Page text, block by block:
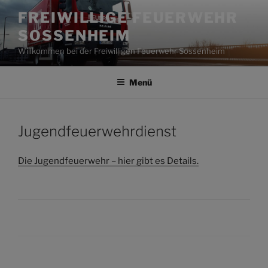
Zum
Inhalt
springen
FREIWILLIGE FEUERWEHR
SOSSENHEIM
Willkommen bei der Freiwilligen Feuerwehr Sossenheim
Menü
Jugendfeuerwehrdienst
Die Jugendfeuerwehr – hier gibt es Details.